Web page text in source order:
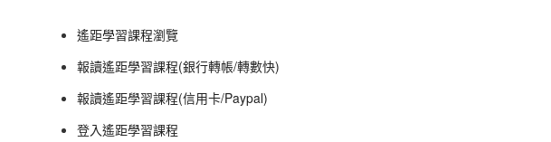
遙距學習課程瀏覽
報讀遙距學習課程(銀行轉帳/轉數快)
報讀遙距學習課程(信用卡/Paypal)
登入遙距學習課程